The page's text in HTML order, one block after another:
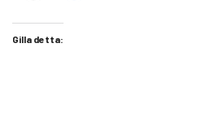
Gilla detta: